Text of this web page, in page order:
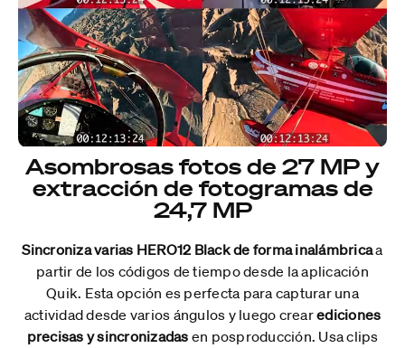
Asombrosas fotos de 27 MP y
extracción de fotogramas de
24,7 MP
Sincroniza varias HERO12 Black de forma inalámbricaa
partir de los códigos de tiempo desde la aplicación
Quik. Esta opción es perfecta para capturar una
actividad desde varios ángulos y luego crearediciones
precisas y sincronizadas en posproducción. Usa clips